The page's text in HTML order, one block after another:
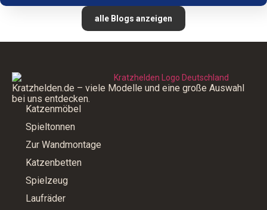
alle Blogs anzeigen
Kratzhelden.de – viele Modelle und eine große Auswahl
bei uns entdecken.
Katzenmöbel
Spieltonnen
Zur Wandmontage
Katzenbetten
Spielzeug
Laufräder